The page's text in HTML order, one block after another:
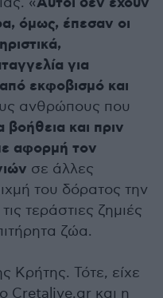
όμως, έπεσαν οι
για
εκφοβισμό και
ανθρώπους που
και πριν
αφορμή τον
σε άλλες
του δόρατος την
τεράστιες ζημιές
ζώα.
Κρήτης. Τότε, είχε
Cretalive.gr και η